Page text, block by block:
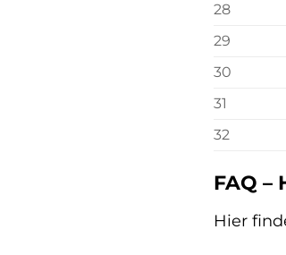
28
29
30
31
32
FAQ –
Hier